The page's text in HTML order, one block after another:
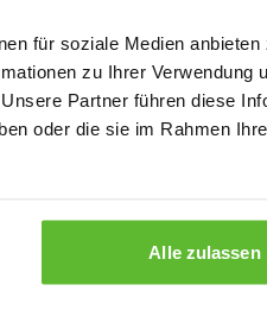
für soziale Medien anbieten
zu Ihrer Verwendung
Partner führen diese
oder die sie im Rahmen
Alle zulassen
(see the browser console for